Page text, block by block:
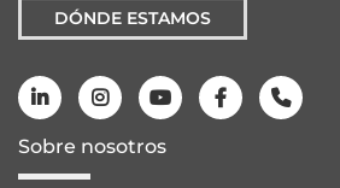
DÓNDE ESTAMOS
Sobre nosotros